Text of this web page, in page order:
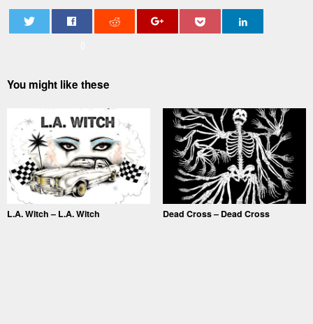
You might like these
L.A. Witch – L.A. Witch Dead Cross – Dead Cross